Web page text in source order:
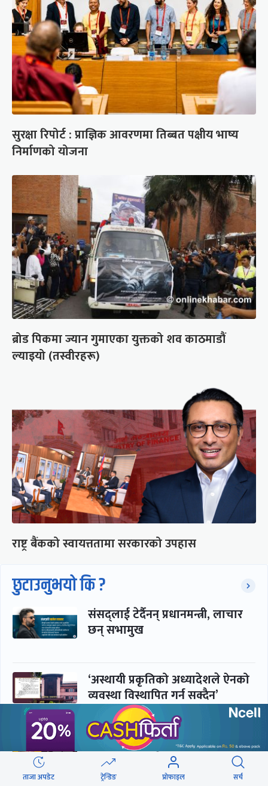
सुरक्षा रिपोर्ट : प्राज्ञिक आवरणमा तिब्बत पक्षीय भाष्य
निर्माणको योजना
ब्रोड पिकमा ज्यान गुमाएका युक्तको शव काठमाडौं
ल्याइयो (तस्वीरहरू)
राष्ट्र बैंकको स्वायत्ततामा सरकारको उपहास
छुटाउनुभयो कि ?
संसद्लाई टेर्दैनन् प्रधानमन्त्री, लाचार
छन् सभामुख
‘अस्थायी प्रकृतिको अध्यादेशले ऐनको
व्यवस्था विस्थापित गर्न सक्दैन’
सरकार-प्रसाईं लुकामारी : छिनमै
पक्राउ, तुरुन्तै रिहा
ताजा अपडेट ट्रेन्डिङ प्रोफाइल सर्च